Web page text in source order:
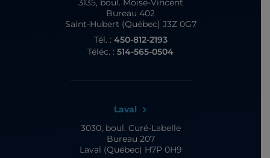
Bureau 402
Saint-Hubert (Québec) J3Z 0G7
Tél. : 450-812-2193
Téléc. : 514-565-0504
Laval
3030, boul. Curé-Labelle
Bureau 207
Laval (Québec) H7P 0H9